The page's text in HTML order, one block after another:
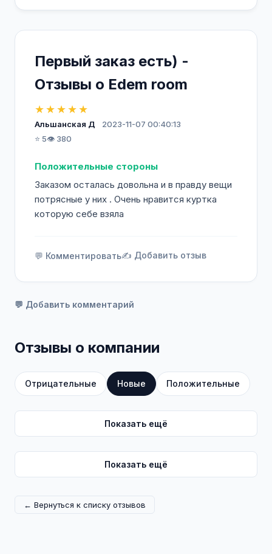
Первый заказ есть) -
Отзывы о Edem room
★★★★★
Альшанская Д
2023-11-07 00:40:13
⭐ 5👁️ 380
Положительные стороны
Заказом осталась довольна и в правду вещи
потрясные у них . Очень нравится куртка
которую себе взяла
💬 Комментировать✍️ Добавить отзыв
💬 Добавить комментарий
Отзывы о компании
Отрицательные Новые Положительные
Показать ещё
Показать ещё
← Вернуться к списку отзывов